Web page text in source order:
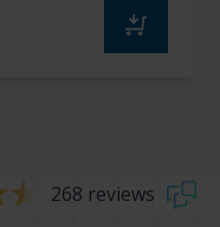
268 reviews